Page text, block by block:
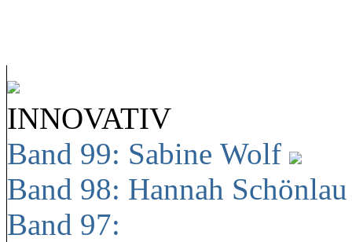
INNOVATIV
Band 99: Sabine Wolf
Band 98: Hannah
Band 97: